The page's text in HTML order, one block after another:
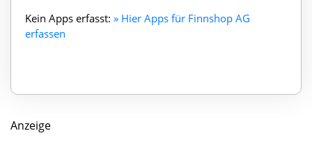
Kein Apps erfasst: » Hier Apps für Finnshop AG
erfassen
Anzeige